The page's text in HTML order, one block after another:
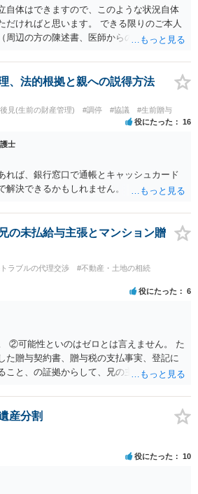
自体はできますので、このような状況自体
だければと思います。 できる限りのご本人
周辺の方の陳述書、医師からの聴取書等）
ら先は進むのではないかと存じます。 ま
ぎるあまりに後見申立ができない状況にして
ので、当該地域の地域包括支援センターに
方法です。
、法的根拠と親への説得方法
見(生前の財産管理) #調停 #協議 #生前贈与
役にたった 16
士
れば、銀行窓口で通帳とキャッシュカード
決できるかもしれません。
の未払給与主張とマンション贈
ラブルの代理交渉
#不動産・土地の相続
役にたった 6
②可能性といのはゼロとは言えません。 た
た贈与契約書、贈与税の支払事実、登記に
こと、の証拠からして、兄の主張は通らな
を申し立てて進めるのがベターのような気
産分割
役にたった 10